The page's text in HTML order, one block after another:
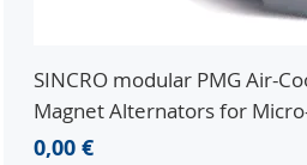
SINCRO modular PMG Air-
Magnet Alternators for
Preis
0,00 €